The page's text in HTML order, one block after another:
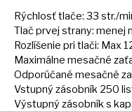
Rýchlosť tlače: 33 str./
Tlač prvej strany: menej
Rozlíšenie pri tlači: Max
Maximálne mesačné
Odporúčané mesačné
Vstupný zásobník 250
Výstupný zásobníks